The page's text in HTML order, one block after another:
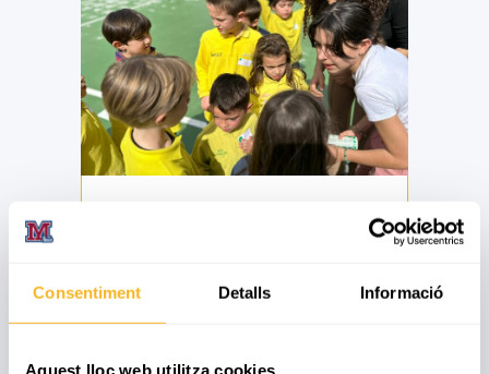
Consentiment Detalls Informació
Aquest lloc web utilitza cookies
d'ESO van preparar per als...